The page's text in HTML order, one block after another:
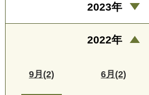
2023年
2022年
9月(2) 6月(2)